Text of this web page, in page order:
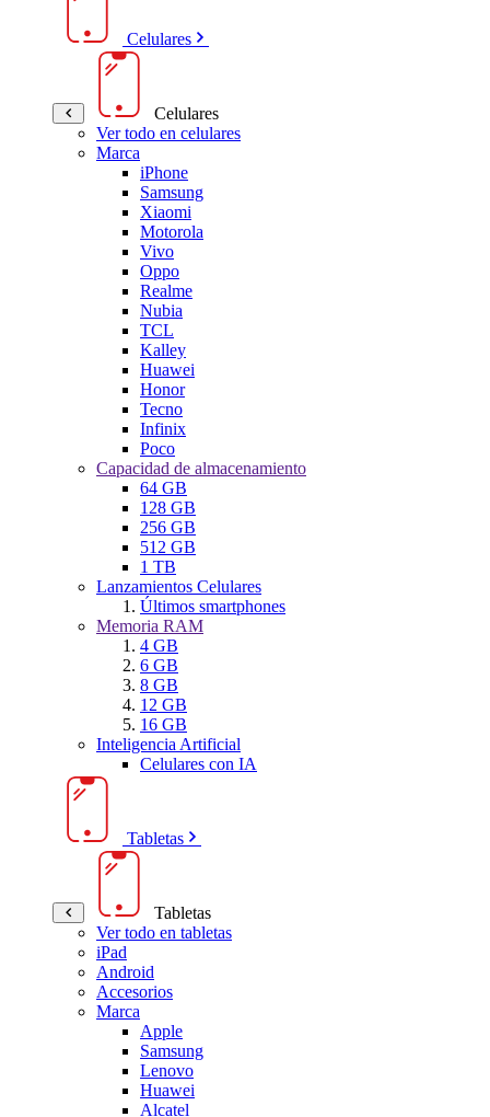
Celulares
Celulares
Ver todo en celulares
Marca
iPhone
Samsung
Xiaomi
Motorola
Vivo
Oppo
Realme
Nubia
TCL
Kalley
Huawei
Honor
Tecno
Infinix
Poco
Capacidad de almacenamiento
64 GB
128 GB
256 GB
512 GB
1 TB
Lanzamientos Celulares
Últimos smartphones
Memoria RAM
4 GB
6 GB
8 GB
12 GB
16 GB
Inteligencia Artificial
Celulares con IA
Tabletas
Tabletas
Ver todo en tabletas
iPad
Android
Accesorios
Marca
Apple
Samsung
Lenovo
Huawei
Alcatel